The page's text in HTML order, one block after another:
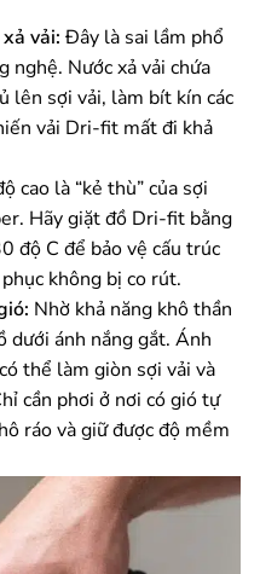
vải: Đây là sai lầm phổ
nghệ. Nước xả vải chứa
lên sợi vải, làm bít kín các
vải Dri-fit mất đi khả
cao là “kẻ thù” của sợi
Hãy giặt đồ Dri-fit bằng
độ C để bảo vệ cấu trúc
không bị co rút.
Nhờ khả năng khô thần
dưới ánh nắng gắt. Ánh
thể làm giòn sợi vải và
cần phơi ở nơi có gió tự
ráo và giữ được độ mềm